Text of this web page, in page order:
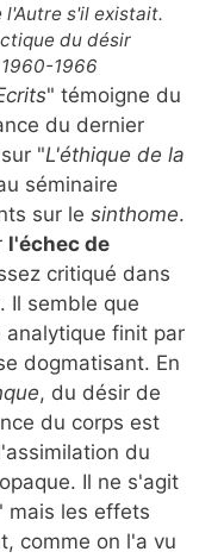
s'il existait.
du désir
1966
" témoigne du
du dernier
"L'éthique de la
séminaire
sur le sinthome.
l'échec de
critiqué dans
Il semble que
analytique finit par
dogmatisant. En
, du désir de
du corps est
du
Il ne s'agit
mais les effets
comme on l'a vu